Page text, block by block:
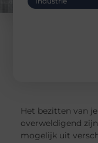
Het bezitten van
overweldigend
mogelijk uit